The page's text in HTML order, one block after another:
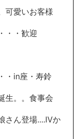
可愛いお客様
・・歓迎
・in座・寿鈴
生。。食事会
さん登場....Ⅳか